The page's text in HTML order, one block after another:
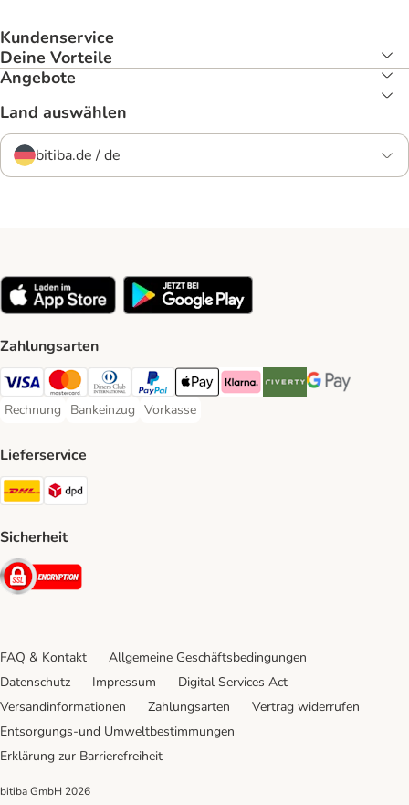
Kundenservice
Deine Vorteile
Angebote
Land auswählen
bitiba.de / de
Zahlungsarten
Visa Payment Method
Mastercard Payment Method
Diners Club Payment Method
PayPal Payment Method
Apple Pay Payment Method
Klarna Payment Method
Riverty Payment Method
Google Pay
Rechnung
Rechnung Payment Method
Bankeinzug
Bankeinzug Payment Method
Vorkasse
Vorkasse Payment Method
Lieferservice
DHL Shipping Method
Sicherheit
Security
FAQ & Kontakt
Allgemeine Geschäftsbedingungen
Datenschutz
Impressum
Digital Services Act
Versandinformationen
Zahlungsarten
Vertrag widerrufen
Entsorgungs-und Umweltbestimmungen
Erklärung zur Barrierefreiheit
bitiba GmbH 2026